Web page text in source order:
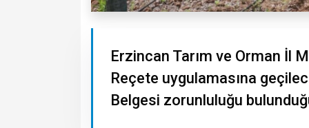
Erzincan Tarım ve Orman İl
Reçete uygulamasına
Belgesi zorunluluğu